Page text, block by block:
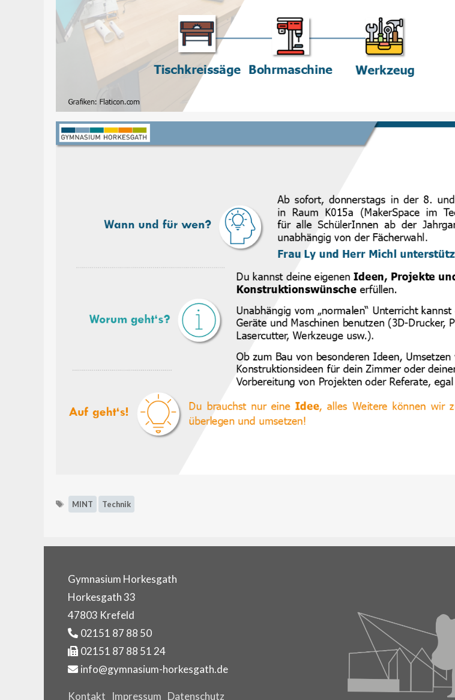
Schlagwörter
MINT Technik
Gymnasium Horkesgath
Horkesgath 33
47803 Krefeld
02151 87 88 50
02151 87 88 51 24
info@gymnasium-horkesgath.de
Kontakt Impressum Datenschutz